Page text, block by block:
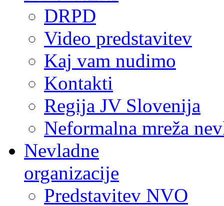
DRPD
Video predstavitev
Kaj vam nudimo
Kontakti
Regija JV Slovenija
Neformalna mreža
Nevladne
organizacije
Predstavitev NVO